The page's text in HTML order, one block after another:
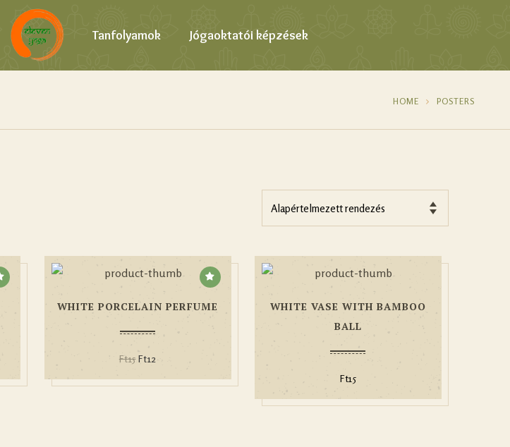
Tanfolyamok Jógaoktatói képzések
HOME POSTERS
WHITE PORCELAIN PERFUME
Ft15 Ft12
WHITE VASE WITH BAMBOO
BALL
Ft15